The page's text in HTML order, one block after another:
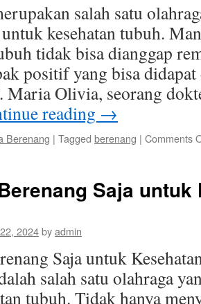
salah satu
kesehatan tubuh.
tidak bisa dianggap
positif yang bisa
Olivia, seorang
reading →
Berenang | Tagged berenang | Comments
Saja untuk
2024byadmin
Saja untuk
salah satu olahraga
tubuh. Tidak hanya